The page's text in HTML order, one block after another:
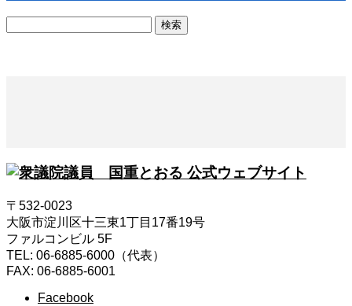
〒532-0023
大阪市淀川区十三東1丁目17番19号
ファルコンビル 5F
TEL: 06-6885-6000（代表）
FAX: 06-6885-6001
Facebook